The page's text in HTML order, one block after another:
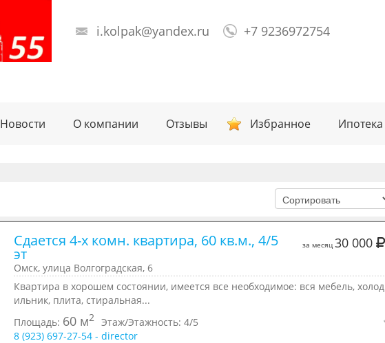
i.kolpak@yandex.ru +7 9236972754
Новости О компании Отзывы Избранное Ипотека
Сдается 4-х комн. квартира, 60 кв.м., 4/5
эт за месяц 30 000
Омск, улица Волгоградская, 6
Квартира в хорошем состоянии, имеется все необходимое: вся мебель, холод
ильник, плита, стиральная...
Площадь: 60 м2 Этаж/Этажность: 4/5
8 (923) 697-27-54 - director